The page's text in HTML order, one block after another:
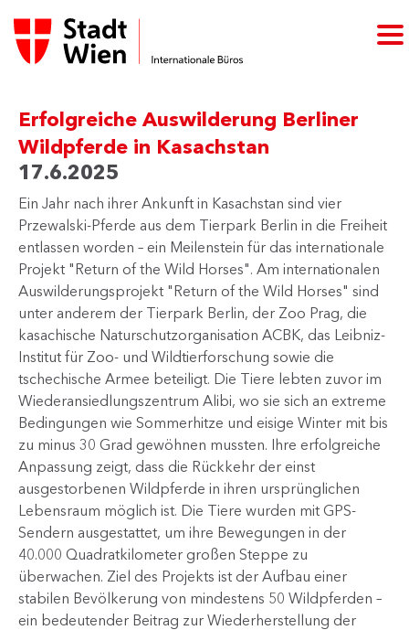
Erfolgreiche Auswilderung Berliner
Wildpferde in Kasachstan
17.6.2025
Ein Jahr nach ihrer Ankunft in Kasachstan sind vier
Przewalski-Pferde aus dem Tierpark Berlin in die Freiheit
entlassen worden – ein Meilenstein für das internationale
Projekt "Return of the Wild Horses". Am internationalen
Auswilderungsprojekt "Return of the Wild Horses" sind
unter anderem der Tierpark Berlin, der Zoo Prag, die
kasachische Naturschutzorganisation ACBK, das Leibniz-
Institut für Zoo- und Wildtierforschung sowie die
tschechische Armee beteiligt. Die Tiere lebten zuvor im
Wiederansiedlungszentrum Alibi, wo sie sich an extreme
Bedingungen wie Sommerhitze und eisige Winter mit bis
zu minus 30 Grad​ gewöhnen mussten. Ihre erfolgreiche
Anpassung zeigt, dass die Rückkehr der einst
ausgestorbenen Wildpferde in ihren ursprünglichen
Lebensraum möglich ist. Die Tiere wurden mit GPS-
Sendern ausgestattet, um ihre Bewegungen in der
40.000 Quadratkilometer großen Steppe zu
überwachen. Ziel des Projekts ist der Aufbau einer
stabilen Bevölkerung von mindestens 50 Wildpferden –
ein bedeutender Beitrag zur Wiederherstellung der